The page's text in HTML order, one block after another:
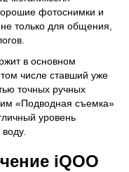
фотоснимки и
только для общения,
в основном
числе ставший уже
точных ручных
«Подводная съемка»
уровень
iQOO